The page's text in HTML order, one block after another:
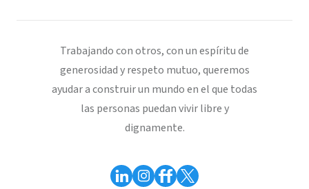
Trabajando con otros, con un espíritu de
generosidad y respeto mutuo, queremos
ayudar a construir un mundo en el que todas
las personas puedan vivir libre y
dignamente.